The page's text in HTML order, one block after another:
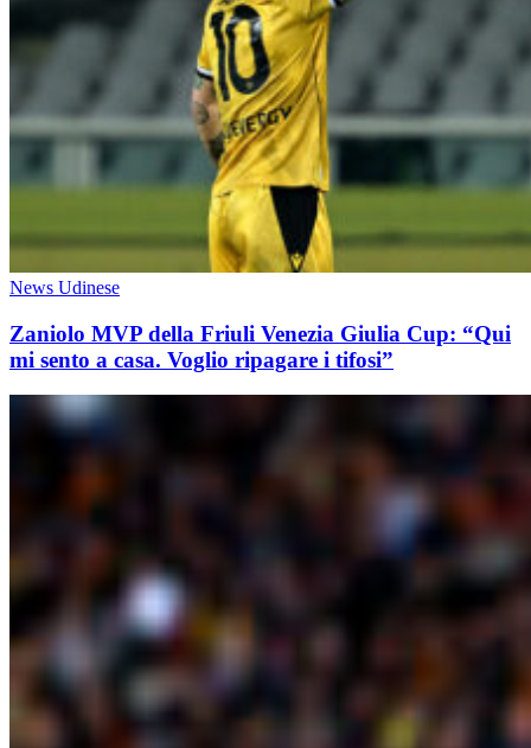
News Udinese
Zaniolo MVP della Friuli Venezia Giulia Cup: “Qui
mi sento a casa. Voglio ripagare i tifosi”